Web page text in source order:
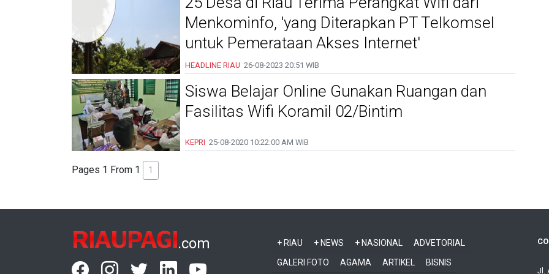
Menkominfo, 'yang Diterapkan PT Telkomsel
untuk Pemerataan Akses Internet'
HEADLINE RIAU 26-08-2023 20:51 WIB
Siswa Belajar Online Gunakan Ruangan dan
Fasilitas Wifi Koramil 02/Bintim
KEPRI 25-08-2020 10:22:00 AM WIB
Pages 1 From 1 1
RIAUPAGI.com + RIAU + NEWS + NASIONAL
ADVETORIAL
GALERI FOTO
AGAMA ARTIKEL BISNIS
Jl.